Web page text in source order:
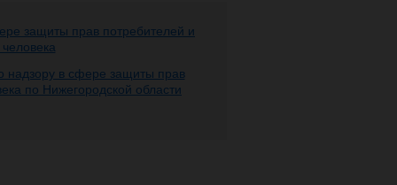
защиты прав потребителей и
надзору в сфере защиты прав
по Нижегородской области